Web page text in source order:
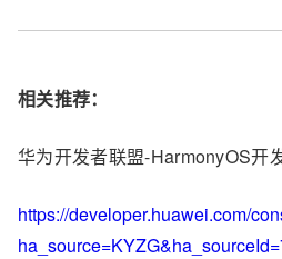
相关推荐：
华为开发者联盟-HarmonyOS开
https://developer.huawei.com/